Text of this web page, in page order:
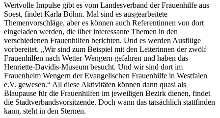
Wertvolle Impulse gibt es vom Landesverband der Frauenhilfe aus
Soest, findet Karla Böhm. Mal sind es ausgearbeitete
Themenvorschläge, aber es können auch Referentinnen von dort
eingeladen werden, die über interessante Themen in den
verschiedenen Frauenhilfen berichten. Und es werden Ausflüge
vorbereitet. „Wir sind zum Beispiel mit den Leiterinnen der zwölf
Frauenhilfen nach Wetter-Wengern gefahren und haben das
Henriette-Davidis-Museum besucht. Und wir sind dort im
Frauenheim Wengern der Evangelischen Frauenhilfe in Westfalen
e.V. gewesen.“ All diese Aktivitäten können dann quasi als
Blaupause für die Frauenhilfen im jeweiligen Bezirk dienen, findet
die Stadtverbandsvorsitzende. Doch wann das tatsächlich stattfinden
kann, steht in den Sternen.